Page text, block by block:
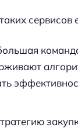
сервисов